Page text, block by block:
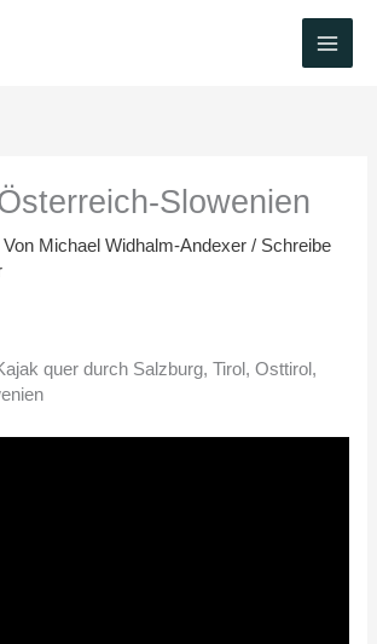
Slowenien
Von Michael Widhalm-Andexer/ Schreibe
quer durch Salzburg, Tirol, Osttirol,